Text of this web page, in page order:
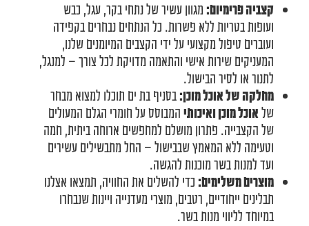
קצביה פרימיום:מגוון עשיר של נתחי בקר, עגל, כבש
ועופות בטריות ללא פשרות. כל הנתחים נבחרים בקפידה
ועוברים טיפול מקצועי על ידי הקצבים המיומנים שלנו,
המעניקים שירות אישי והתאמה מדויקת לכל צורך – למנגל,
לתנור או לסיר הבישול.
מחלקה של אוכל מוכן:בסניף בת ים תוכלו למצוא מבחר
שלאוכל מוכן ואיכותי המבוסס על חומרי הגלם המעולים
של הקצבייה. פתרון מושלם למחפשים ארוחה ביתית, חמה
וטעימה ללא המאמץ שבבישול – החל מתבשילים עשירים
ועד למנות בשר מוכנות להגשה.
מוצרים משלימים: כדי להשלים את החוויה, תמצאו אצלנו
תבלינים ייחודיים, רטבים, מוצרי מעדנייה ויינות שנבחרו
במיוחד לליווי מנות בשר.